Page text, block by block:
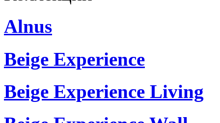
Alnus
Beige Experience
Beige Experience Living